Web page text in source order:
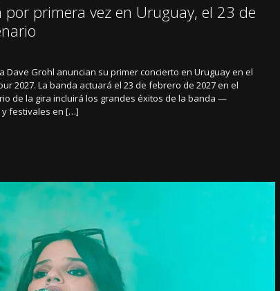
por primera vez en Uruguay, el 23 de
Dave Grohl anuncian su primer concierto en Uruguay en el
2027. La banda actuará el 23 de febrero de 2027 en el
de la gira incluirá los grandes éxitos de la banda —
festivales en […]